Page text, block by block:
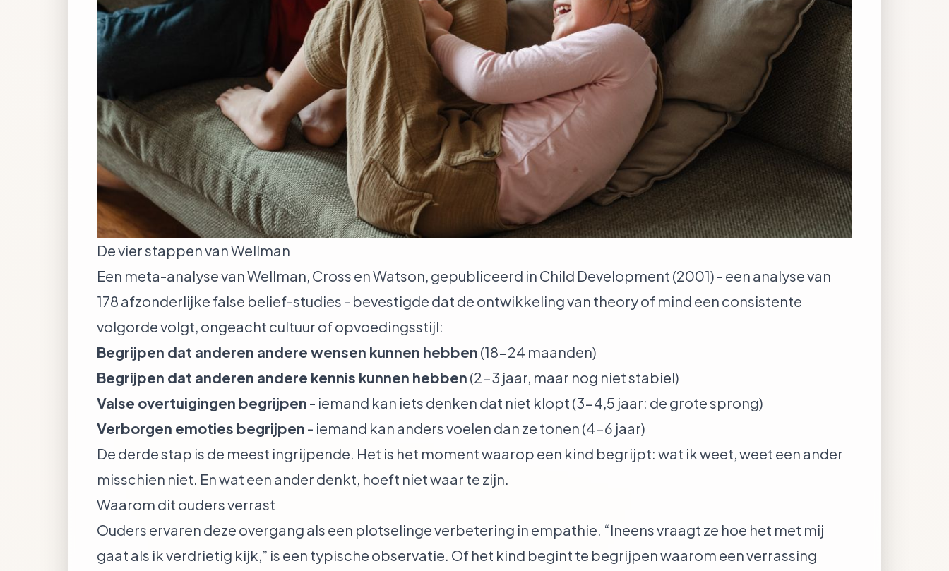
De vier stappen van Wellman
Een meta-analyse van Wellman, Cross en Watson, gepubliceerd in Child Development (2001) - een analyse van
178 afzonderlijke false belief-studies - bevestigde dat de ontwikkeling van theory of mind een consistente
volgorde volgt, ongeacht cultuur of opvoedingsstijl:
Begrijpen dat anderen andere wensen kunnen hebben (18-24 maanden)
Begrijpen dat anderen andere kennis kunnen hebben (2-3 jaar, maar nog niet stabiel)
Valse overtuigingen begrijpen - iemand kan iets denken dat niet klopt (3-4,5 jaar: de grote sprong)
Verborgen emoties begrijpen - iemand kan anders voelen dan ze tonen (4-6 jaar)
De derde stap is de meest ingrijpende. Het is het moment waarop een kind begrijpt: wat ik weet, weet een ander
misschien niet. En wat een ander denkt, hoeft niet waar te zijn.
Waarom dit ouders verrast
Ouders ervaren deze overgang als een plotselinge verbetering in empathie. “Ineens vraagt ze hoe het met mij
gaat als ik verdrietig kijk,” is een typische observatie. Of het kind begint te begrijpen waarom een verrassing